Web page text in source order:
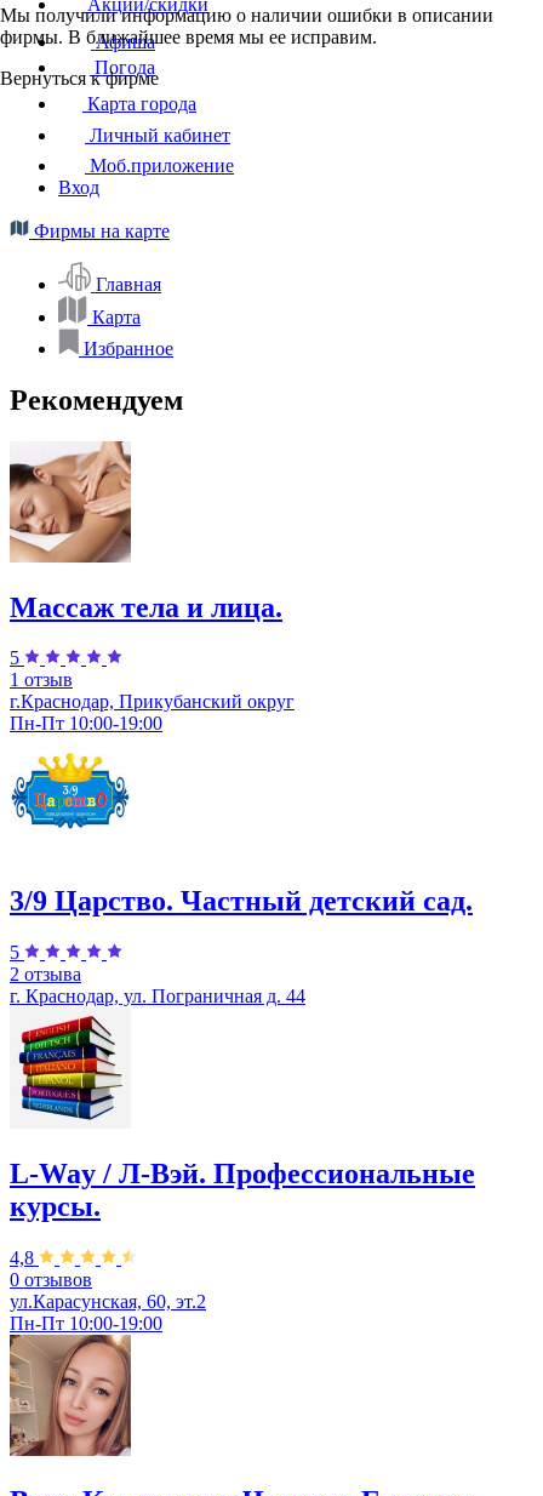
Мы получили информацию о наличии ошибки в описании
фирмы. В ближайшее время мы ее исправим.
Вернуться к фирме
Афиша
Погода
Карта города
Личный кабинет
Моб.приложение
Вход
Фирмы на карте
Главная
Карта
Избранное
Рекомендуем
Массаж тела и лица.
5
1 отзыв
г.Краснодар, Прикубанский округ
Пн-Пт 10:00-19:00
3/9 Царство. Частный детский сад.
5
2 отзыва
г. Краснодар, ул. Пограничная д. 44
L-Way / Л-Вэй. Профессиональные
курсы.
4,8
0 отзывов
ул.Карасунская, 60, эт.2
Пн-Пт 10:00-19:00